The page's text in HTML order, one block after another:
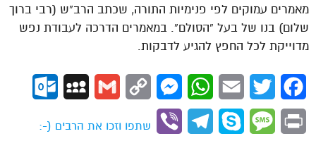
מאמרים עמוקים לפי פנימיות התורה, שכתב הרב”ש (רבי ברוך
שלום) בנו של בעל “הסולם”. במאמרים הדרכה לעבודת נפש
מדוייקת לכל החפץ להגיע לדבקות.
Facebook
Twitter
Email
WhatsApp
Messenger
Copy
Gmail
MySpace
Print
Message
Skype
Telegram
Viber
שתפו וזכו את הרבים (-: